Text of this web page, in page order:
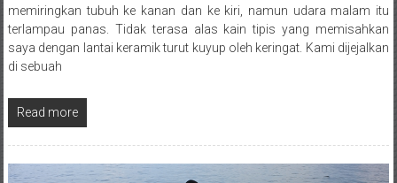
memiringkan tubuh ke kanan dan ke kiri, namun udara malam itu
terlampau panas. Tidak terasa alas kain tipis yang memisahkan
saya dengan lantai keramik turut kuyup oleh keringat. Kami dijejalkan
di sebuah
Read more